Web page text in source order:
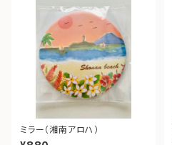
ミラー（湘南アロハ）